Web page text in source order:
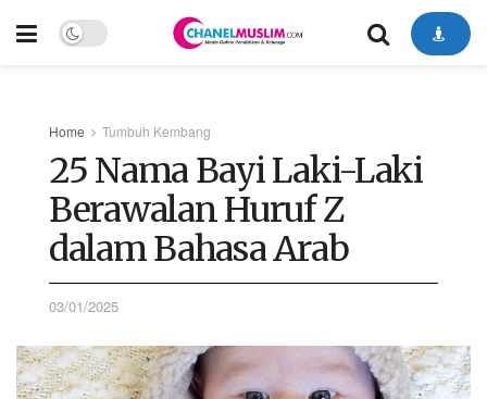
Home Tumbuh Kembang
25 Nama Bayi Laki-Laki
Berawalan Huruf Z
dalam Bahasa Arab
03/01/2025